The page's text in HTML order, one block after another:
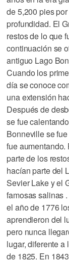
de 5,200 pies
profundidad. El
restos de lo que
continuación se
antiguo Lago
Cuando los
día se conoce
una extensión
Después de
se fue
Bonneville se
fue aumentando.
parte de los
hacían parte del
Sevier Lake y el
famosas salinas
el año de 1776
aprendieron del
pero nunca
lugar, diferente a
de 1825. En